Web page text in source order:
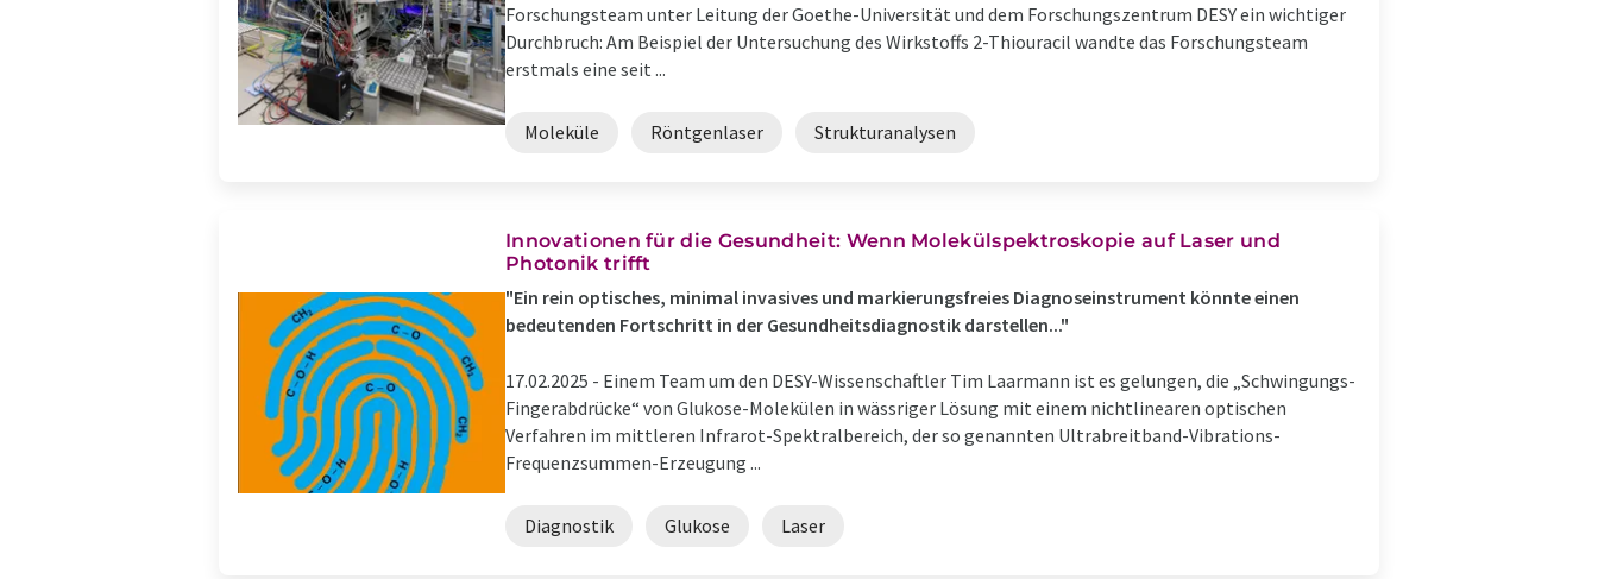
Forschungsteam unter Leitung der Goethe-Universität und dem Forschungszentrum DESY ein wichtiger
Durchbruch: Am Beispiel der Untersuchung des Wirkstoffs 2-Thiouracil wandte das Forschungsteam
erstmals eine seit ...
Moleküle Röntgenlaser Strukturanalysen
Innovationen für die Gesundheit: Wenn Molekülspektroskopie auf Laser und
Photonik trifft
"Ein rein optisches, minimal invasives und markierungsfreies Diagnoseinstrument könnte einen
bedeutenden Fortschritt in der Gesundheitsdiagnostik darstellen..."
17.02.2025 - Einem Team um den DESY-Wissenschaftler Tim Laarmann ist es gelungen, die „Schwingungs-
Fingerabdrücke“ von Glukose-Molekülen in wässriger Lösung mit einem nichtlinearen optischen
Verfahren im mittleren Infrarot-Spektralbereich, der so genannten Ultrabreitband-Vibrations-
Frequenzsummen-Erzeugung ...
Diagnostik Glukose Laser